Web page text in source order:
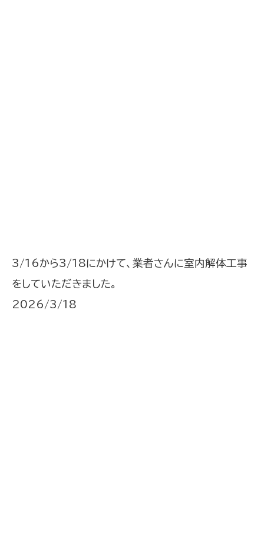
3/16から3/18にかけて、業者さんに室内解体工事
をしていただきました。
2026/3/18